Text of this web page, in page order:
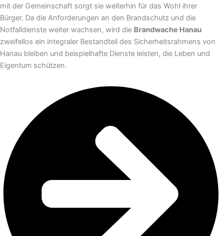
mit der Gemeinschaft sorgt sie weiterhin für das Wohl ihrer
Bürger. Da die Anforderungen an den Brandschutz und die
Notfalldienste weiter wachsen, wird die Brandwache Hanau
zweifellos ein integraler Bestandteil des Sicherheitsrahmens von
Hanau bleiben und beispielhafte Dienste leisten, die Leben und
Eigentum schützen.